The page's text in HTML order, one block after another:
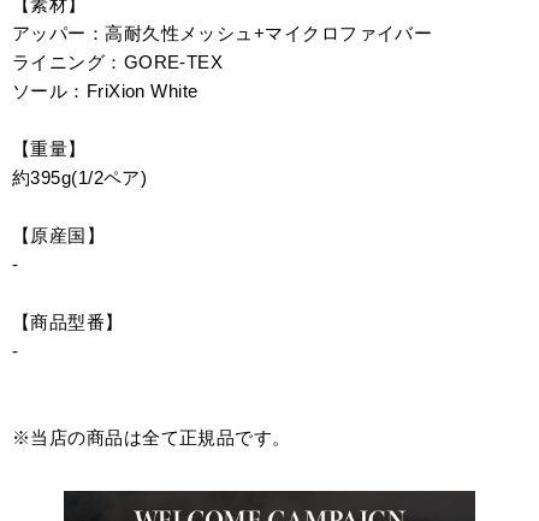
【素材】
アッパー：高耐久性メッシュ+マイクロファイバー
ライニング：GORE-TEX
ソール：FriXion White
【重量】
約395g(1/2ペア)
【原産国】
-
【商品型番】
-
※当店の商品は全て正規品です。